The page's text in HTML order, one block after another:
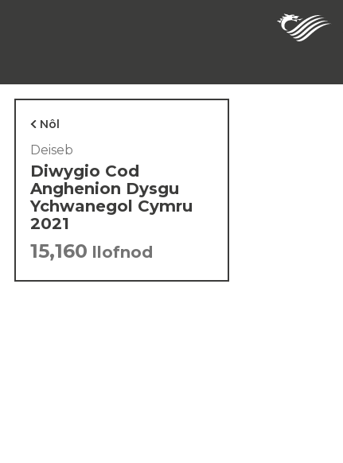
Nôl
Deiseb
Diwygio Cod
Anghenion Dysgu
Ychwanegol Cymru
2021
15,160 llofnod